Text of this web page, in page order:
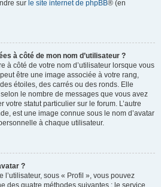
sur le site internet de phpBB® (en
à côté de mon nom d’utilisateur ?
à côté de votre nom d’utilisateur lorsque vous
être une image associée à votre rang,
étoiles, des carrés ou des ronds. Elle
le nombre de messages que vous avez
votre statut particulier sur le forum. L’autre
est une image connue sous le nom d’avatar
à chaque utilisateur.
?
l’utilisateur, sous « Profil », vous pouvez
des quatre méthodes suivantes : le service